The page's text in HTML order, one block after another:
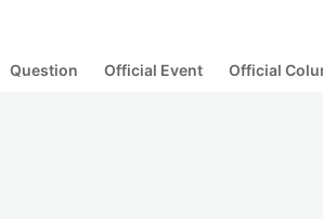
Question Official Event Official